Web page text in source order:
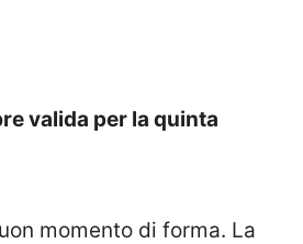
valida per la quinta
momento di forma. La